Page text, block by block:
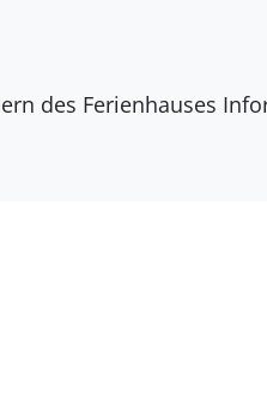
des Ferienhauses